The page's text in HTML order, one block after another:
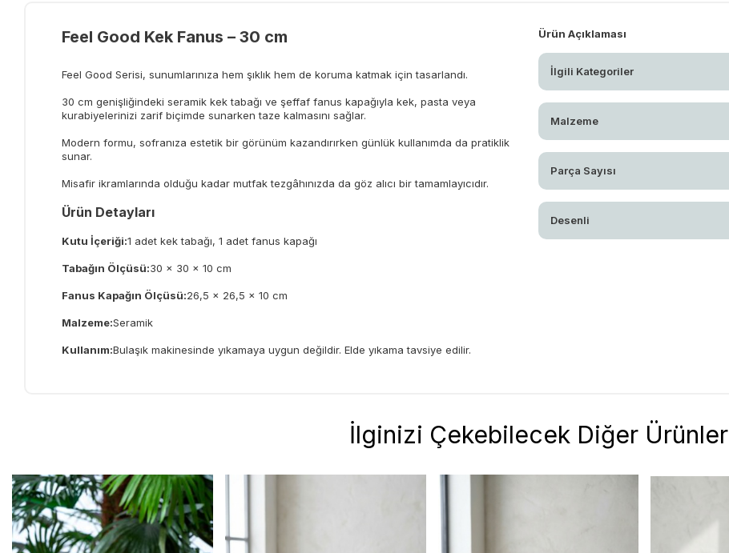
Feel Good Kek Fanus – 30 cm
Feel Good Serisi, sunumlarınıza hem şıklık hem de koruma katmak için tasarlandı.
30 cm genişliğindeki seramik kek tabağı ve şeffaf fanus kapağıyla kek, pasta veya
kurabiyelerinizi zarif biçimde sunarken taze kalmasını sağlar.
Modern formu, sofranıza estetik bir görünüm kazandırırken günlük kullanımda da pratiklik
sunar.
Misafir ikramlarında olduğu kadar mutfak tezgâhınızda da göz alıcı bir tamamlayıcıdır.
Ürün Detayları
Kutu İçeriği:1 adet kek tabağı, 1 adet fanus kapağı
Tabağın Ölçüsü:30 × 30 × 10 cm
Fanus Kapağın Ölçüsü:26,5 × 26,5 × 10 cm
Malzeme:Seramik
Kullanım:Bulaşık makinesinde yıkamaya uygun değildir. Elde yıkama tavsiye edilir.
Ürün Açıklaması
İlgili Kategoriler
Malzeme
Parça Sayısı
Desenli
İlginizi Çekebilecek Diğer Ürünler